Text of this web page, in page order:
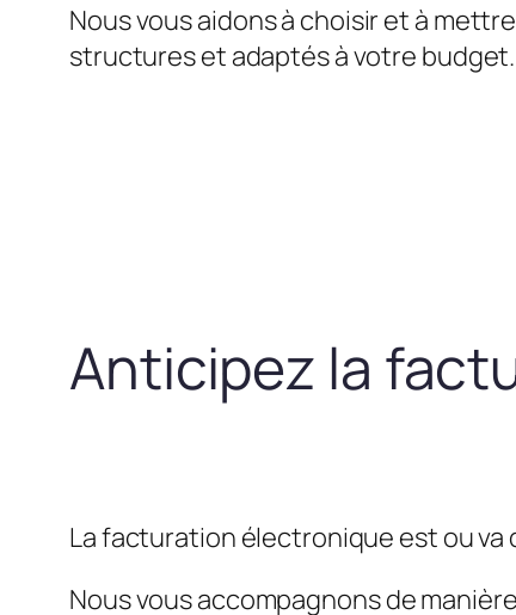
Nous vous aidons à choisir et à
structures et adaptés à votre budget.
Anticipez la
La facturation électronique est ou va
Nous vous accompagnons de